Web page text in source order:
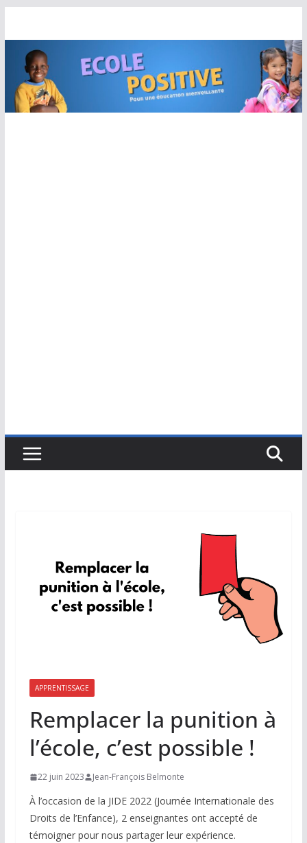
contenu
APPRENTISSAGE
Remplacer la punition à
l’école, c’est possible !
22 juin 2023 Jean-François Belmonte
À l’occasion de la JIDE 2022 (Journée Internationale des
Droits de l’Enfance), 2 enseignantes ont accepté de
témoigner pour nous partager leur expérience.